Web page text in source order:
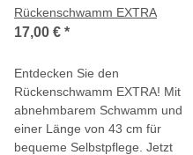
Rückenschwamm EXTRA
17,00 € *
Entdecken Sie den
Rückenschwamm EXTRA! Mit
abnehmbarem Schwamm und
einer Länge von 43 cm für
bequeme Selbstpflege. Jetzt